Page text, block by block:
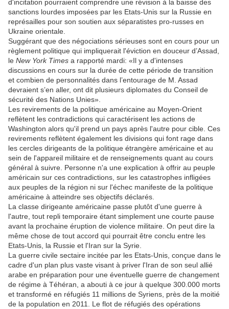
d'incitation pourraient comprendre une révision à la baisse des
sanctions lourdes imposées par les Etats-Unis sur la Russie en
représailles pour son soutien aux séparatistes pro-russes en
Ukraine orientale.
Suggérant que des négociations sérieuses sont en cours pour un
règlement politique qui impliquerait l'éviction en douceur d’Assad,
le New York Times a rapporté mardi: «Il y a d'intenses
discussions en cours sur la durée de cette période de transition
et combien de personnalités dans l’entourage de M. Assad
devraient s’en aller, ont dit plusieurs diplomates du Conseil de
sécurité des Nations Unies».
Les revirements de la politique américaine au Moyen-Orient
reflètent les contradictions qui caractérisent les actions de
Washington alors qu'il prend un pays après l'autre pour cible. Ces
revirements reflètent également les divisions qui font rage dans
les cercles dirigeants de la politique étrangère américaine et au
sein de l'appareil militaire et de renseignements quant au cours
général à suivre. Personne n'a une explication à offrir au peuple
américain sur ces contradictions, sur les catastrophes infligées
aux peuples de la région ni sur l'échec manifeste de la politique
américaine à atteindre ses objectifs déclarés.
La classe dirigeante américaine passe plutôt d'une guerre à
l'autre, tout repli temporaire étant simplement une courte pause
avant la prochaine éruption de violence militaire. On peut dire la
même chose de tout accord qui pourrait être conclu entre les
Etats-Unis, la Russie et l'Iran sur la Syrie.
La guerre civile sectaire incitée par les Etats-Unis, conçue dans le
cadre d'un plan plus vaste visant à priver l'Iran de son seul allié
arabe en préparation pour une éventuelle guerre de changement
de régime à Téhéran, a abouti à ce jour à quelque 300.000 morts
et transformé en réfugiés 11 millions de Syriens, près de la moitié
de la population en 2011. Le flot de réfugiés des opérations